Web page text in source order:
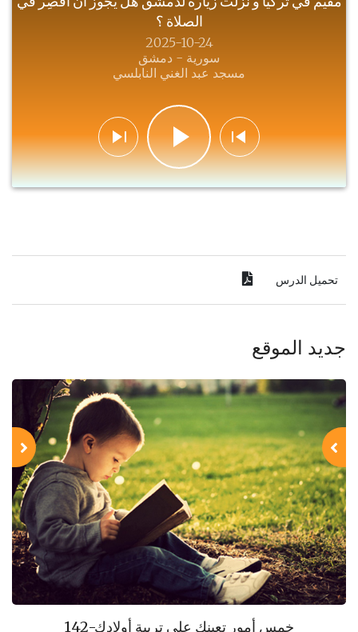
الصلاة ؟
2025-10-24
سورية - دمشق
مسجد عبد الغني النابلسي
تحميل الدرس
جديد الموقع
142-خمس أمور تعينك على تربية أولادك
143-مكارم الأخلاق